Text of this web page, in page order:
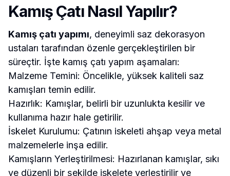
Kamış Çatı Nasıl Yapılır?
Kamış çatı yapımı, deneyimli saz dekorasyon
ustaları tarafından özenle gerçekleştirilen bir
süreçtir. İşte kamış çatı yapım aşamaları:
Malzeme Temini: Öncelikle, yüksek kaliteli saz
kamışları temin edilir.
Hazırlık: Kamışlar, belirli bir uzunlukta kesilir ve
kullanıma hazır hale getirilir.
İskelet Kurulumu: Çatının iskeleti ahşap veya metal
malzemelerle inşa edilir.
Kamışların Yerleştirilmesi: Hazırlanan kamışlar, sıkı
ve düzenli bir şekilde iskelete yerleştirilir ve